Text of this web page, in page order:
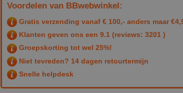
Voordelen van BBwebwinkel:
Gratis verzending vanaf € 100,- anders maar
Klanten geven ons een 9.1 (reviews: 3201 )
Groepskorting tot wel 25%!
Niet tevreden? 14 dagen retourtermijn
Snelle helpdesk